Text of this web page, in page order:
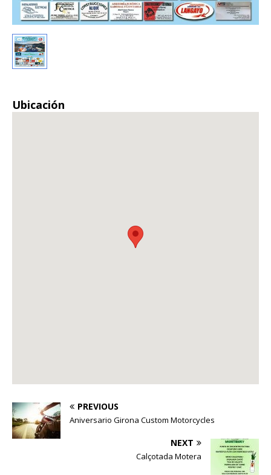
Ubicación
PREVIOUS
Aniversario Girona Custom Motorcycles
NEXT
Calçotada Motera